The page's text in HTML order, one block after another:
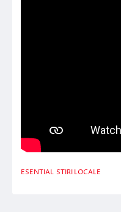
ESENTIAL STIRI LOCALE